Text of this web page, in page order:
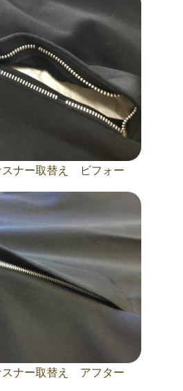
スナー取替え ビフォー
スナー取替え アフター